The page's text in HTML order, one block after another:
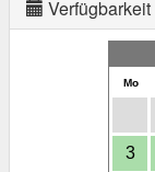
Verfügbarkeit
Mo
3